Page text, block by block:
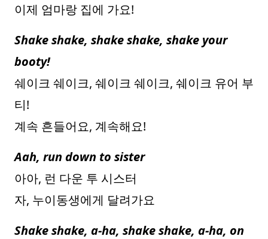
이제 엄마랑 집에 가요!
Shake shake, shake shake, shake your
booty!
쉐이크 쉐이크, 쉐이크 쉐이크, 쉐이크 유어 부
티!
계속 흔들어요, 계속해요!
Aah, run down to sister
아아, 런 다운 투 시스터
자, 누이동생에게 달려가요
Shake shake, a-ha, shake shake, a-ha, on